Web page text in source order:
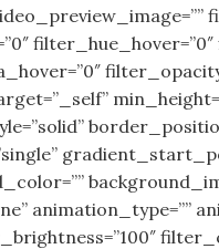
animation_type=””